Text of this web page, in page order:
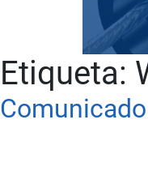
Etiqueta: